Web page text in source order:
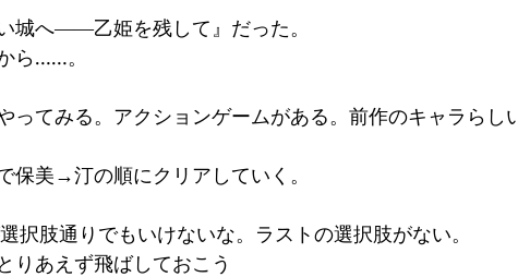
城へ――乙姫を残して』だった。
ら……。
ってみる。アクションゲームがある。前作のキャラらし
保美→汀の順にクリアしていく。
選択肢通りでもいけないな。ラストの選択肢がない。
りあえず飛ばしておこう